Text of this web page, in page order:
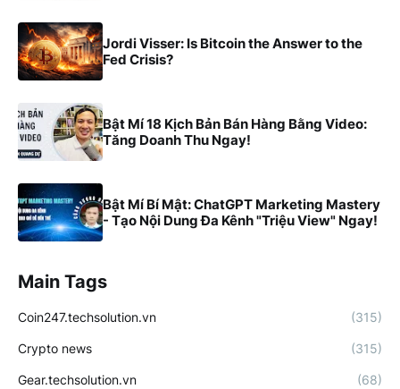
Jordi Visser: Is Bitcoin the Answer to the
Fed Crisis?
Bật Mí 18 Kịch Bản Bán Hàng Bằng Video:
Tăng Doanh Thu Ngay!
Bật Mí Bí Mật: ChatGPT Marketing Mastery
- Tạo Nội Dung Đa Kênh "Triệu View" Ngay!
Main Tags
Coin247.techsolution.vn (315)
Crypto news (315)
Gear.techsolution.vn (68)